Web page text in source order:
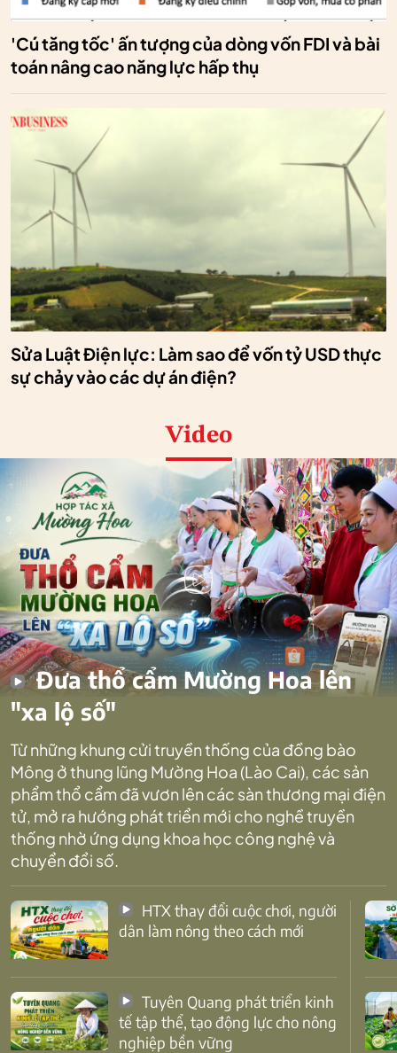
'Cú tăng tốc' ấn tượng của dòng vốn FDI và bài
toán nâng cao năng lực hấp thụ
Sửa Luật Điện lực: Làm sao để vốn tỷ USD thực
sự chảy vào các dự án điện?
Video
Đưa thổ cẩm Mường Hoa lên
"xa lộ số"
Từ những khung cửi truyền thống của đồng bào
Mông ở thung lũng Mường Hoa (Lào Cai), các sản
phẩm thổ cẩm đã vươn lên các sàn thương mại điện
tử, mở ra hướng phát triển mới cho nghề truyền
thống nhờ ứng dụng khoa học công nghệ và
chuyển đổi số.
dân làm nông theo cách mới
tế tập thể, tạo động lực cho nông
nghiệp bền vững